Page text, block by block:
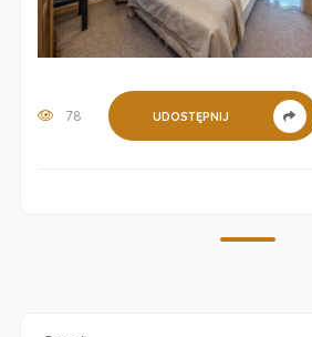
78 UDOSTĘPNIJ